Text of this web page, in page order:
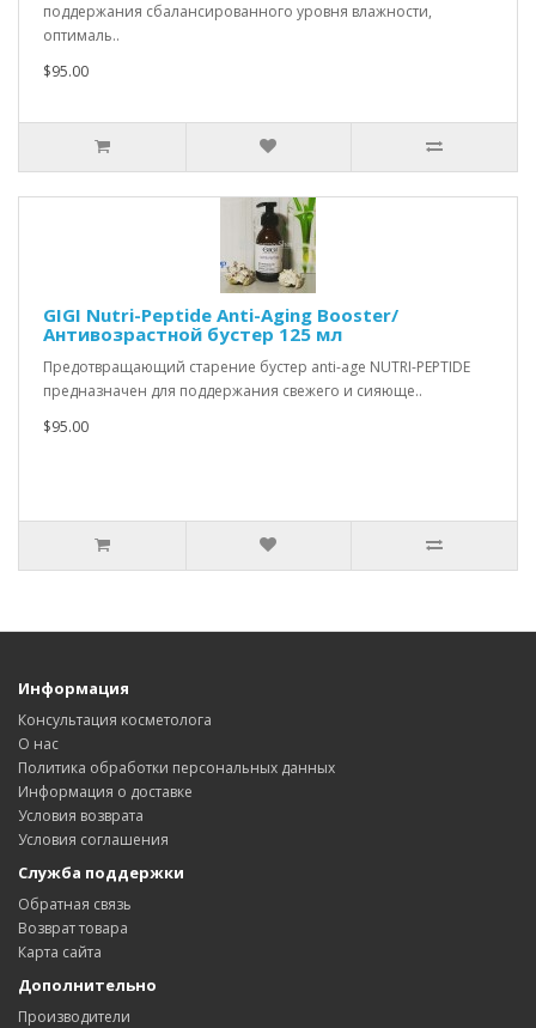
поддержания сбалансированного уровня влажности,
оптималь..
$95.00
GIGI Nutri-Peptide Anti-Aging Booster/
Антивозрастной бустер 125 мл
Предотвращающий старение бустер anti-age NUTRI-PEPTIDE
предназначен для поддержания свежего и сияюще..
$95.00
Информация
Консультация косметолога
О нас
Политика обработки персональных данных
Информация о доставке
Условия возврата
Условия соглашения
Служба поддержки
Обратная связь
Возврат товара
Карта сайта
Дополнительно
Производители